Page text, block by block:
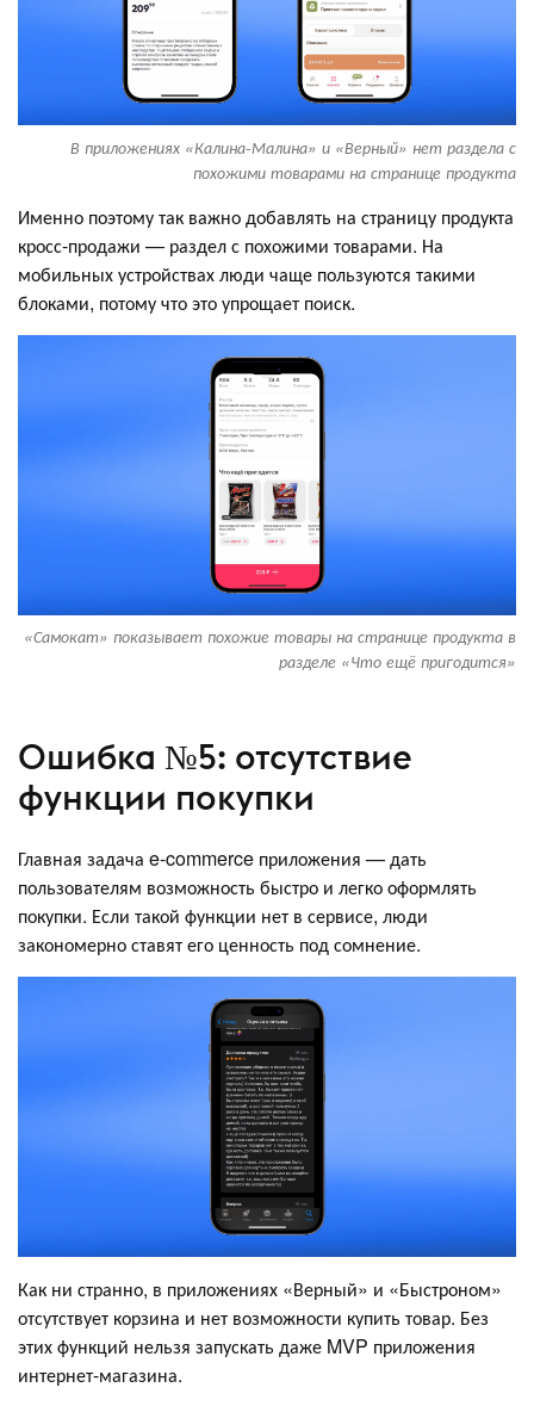
В приложениях «Калина-Малина» и «Верный» нет раздела с
похожими товарами на странице продукта
Именно поэтому так важно добавлять на страницу продукта
кросс-продажи — раздел с похожими товарами. На
мобильных устройствах люди чаще пользуются такими
блоками, потому что это упрощает поиск.
«Самокат» показывает похожие товары на странице продукта в
разделе «Что ещё пригодится»
Ошибка №5: отсутствие
функции покупки
Главная задача e-commerce приложения — дать
пользователям возможность быстро и легко оформлять
покупки. Если такой функции нет в сервисе, люди
закономерно ставят его ценность под сомнение.
Как ни странно, в приложениях «Верный» и «Быстроном»
отсутствует корзина и нет возможности купить товар. Без
этих функций нельзя запускать даже MVP приложения
интернет-магазина.